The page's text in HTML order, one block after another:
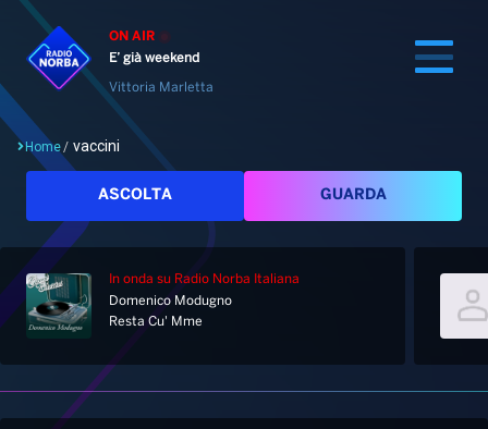
ON AIR
E’ già weekend
Vittoria Marletta
Home
Palinsesto
Notizie
Home/ vaccini
ASCOLTA GUARDA
In onda su Radio Norba Italiana
Domenico Modugno
Resta Cu' Mme